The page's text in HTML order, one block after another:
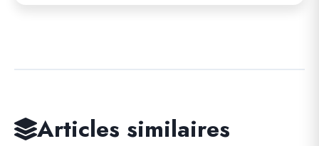
Articles similaires